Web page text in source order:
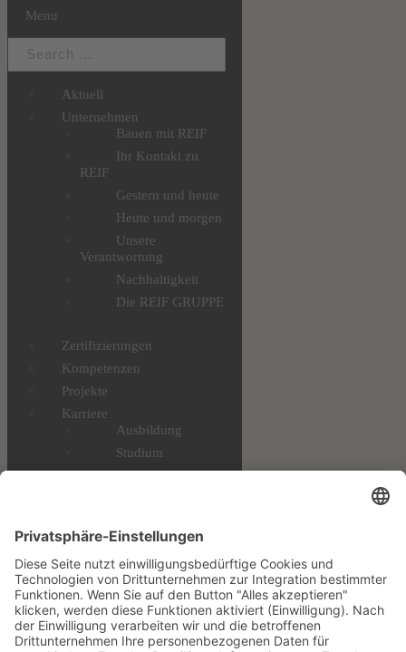
Menu
Aktuell
Unternehmen
Bauen mit REIF
Ihr Kontakt zu
REIF
Gestern und heute
Heute und morgen
Unsere
Verantwortung
Nachhaltigkeit
Die REIF GRUPPE
Zertifizierungen
Kompetenzen
Projekte
Karriere
Ausbildung
Studium
Profis & Einsteiger
Downloads
Datenschutz
Impressum